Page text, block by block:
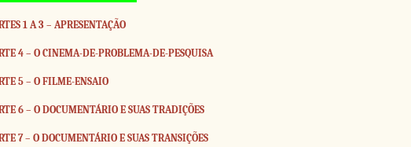
1 A 3 – APRESENTAÇÃO
4 – O CINEMA-DE-PROBLEMA-DE-PESQUISA
5 – O FILME-ENSAIO
6 – O DOCUMENTÁRIO E SUAS TRADIÇÕES
7 – O DOCUMENTÁRIO E SUAS TRANSIÇÕES